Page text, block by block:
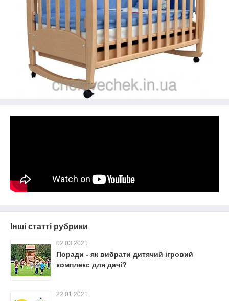
Інші статті рубрики
02.03.2021
Поради - як вибрати дитячий ігровий
комплекс для дачі?
22.01.2021